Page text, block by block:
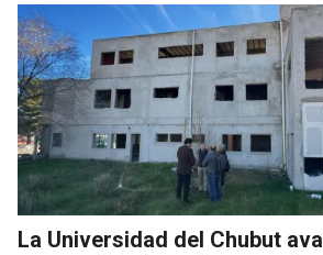
La Universidad del Chubut